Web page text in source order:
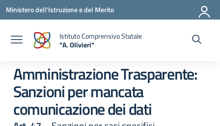
Vai ai contenuti
Vai al menu di navigazione
Vai al footer
Ministero dell'Istruzione e del Merito
Istituto Comprensivo Statale
"A. Olivieri"
Amministrazione Trasparente:
Sanzioni per mancata
comunicazione dei dati